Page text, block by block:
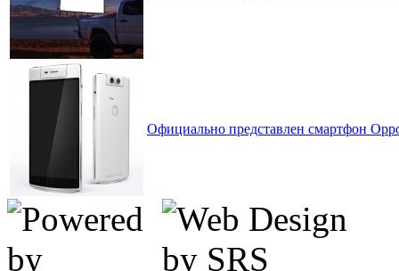
Официально представлен смартфон